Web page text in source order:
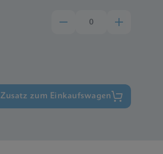
Zusatz zum Einkaufswagen